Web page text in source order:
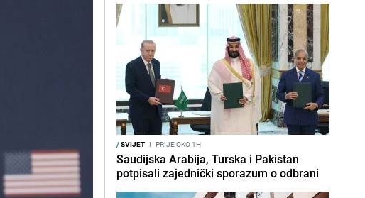
/SVIJET I PRIJE OKO 1H
Saudijska Arabija, Turska i Pakistan
potpisali zajednički sporazum o odbrani